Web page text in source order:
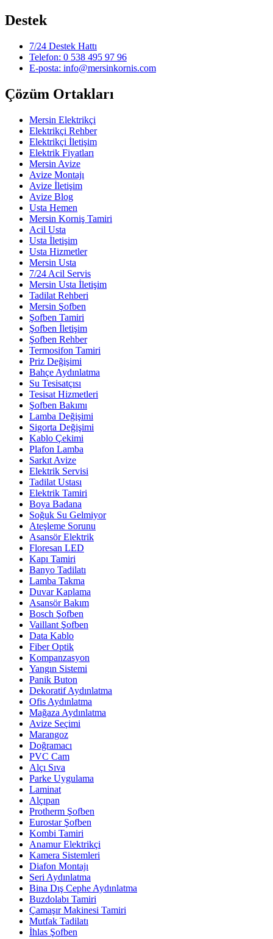
Destek
7/24 Destek Hattı
Telefon: 0 538 495 97 96
E-posta: info@mersinkornis.com
Çözüm Ortakları
Mersin Elektrikçi
Elektrikçi Rehber
Elektrikçi İletişim
Elektrik Fiyatları
Mersin Avize
Avize Montajı
Avize İletişim
Avize Blog
Usta Hemen
Mersin Korniş Tamiri
Acil Usta
Usta İletişim
Usta Hizmetler
Mersin Usta
7/24 Acil Servis
Mersin Usta İletişim
Tadilat Rehberi
Mersin Şofben
Şofben Tamiri
Şofben İletişim
Şofben Rehber
Termosifon Tamiri
Priz Değişimi
Bahçe Aydınlatma
Su Tesisatçısı
Tesisat Hizmetleri
Şofben Bakımı
Lamba Değişimi
Sigorta Değişimi
Kablo Çekimi
Plafon Lamba
Sarkıt Avize
Elektrik Servisi
Tadilat Ustası
Elektrik Tamiri
Boya Badana
Soğuk Su Gelmiyor
Ateşleme Sorunu
Asansör Elektrik
Floresan LED
Kapı Tamiri
Banyo Tadilatı
Lamba Takma
Duvar Kaplama
Asansör Bakım
Bosch Şofben
Vaillant Şofben
Data Kablo
Fiber Optik
Kompanzasyon
Yangın Sistemi
Panik Buton
Dekoratif Aydınlatma
Ofis Aydınlatma
Mağaza Aydınlatma
Avize Seçimi
Marangoz
Doğramacı
PVC Cam
Alçı Sıva
Parke Uygulama
Laminat
Alçıpan
Protherm Şofben
Eurostar Şofben
Kombi Tamiri
Anamur Elektrikçi
Kamera Sistemleri
Diafon Montajı
Seri Aydınlatma
Bina Dış Cephe Aydınlatma
Buzdolabı Tamiri
Çamaşır Makinesi Tamiri
Mutfak Tadilatı
İhlas Şofben